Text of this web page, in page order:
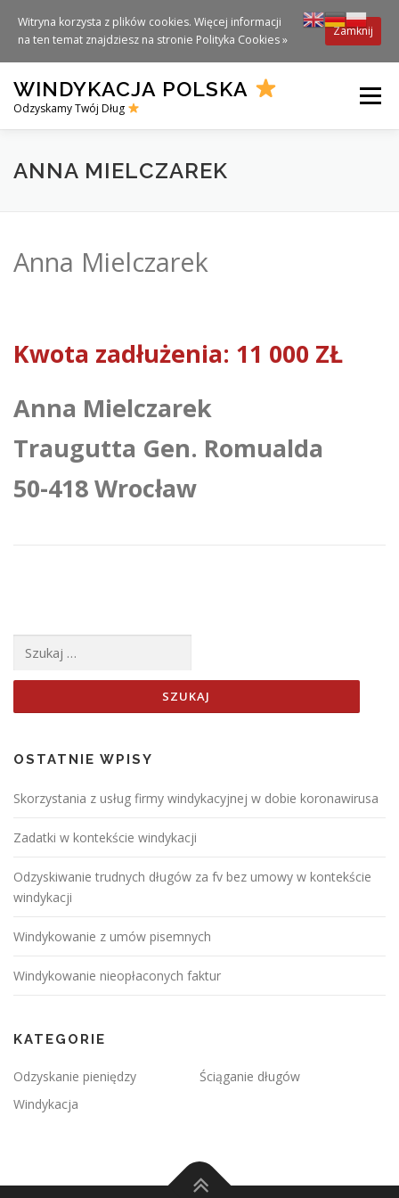
content
WINDYKACJA POLSKA
Odzyskamy Twój Dług
Menu
ANNA MIELCZAREK
Anna Mielczarek
Kwota zadłużenia: 11 000 ZŁ
Anna Mielczarek
Traugutta Gen. Romualda
50-418 Wrocław
OSTATNIE WPISY
Skorzystania z usług firmy windykacyjnej w dobie koronawirusa
Zadatki w kontekście windykacji
Odzyskiwanie trudnych długów za fv bez umowy w kontekście
windykacji
Windykowanie z umów pisemnych
Windykowanie nieopłaconych faktur
KATEGORIE
Odzyskanie pieniędzy
Ściąganie długów
Windykacja
Witryna korzysta z plików cookies. Więcej informacji
na ten temat znajdziesz na stronie Polityka Cookies »
Zamknij